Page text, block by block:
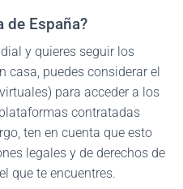
de España?
y quieres seguir los
casa, puedes considerar el
para acceder a los
contratadas
ten en cuenta que esto
legales y de derechos de
que te encuentres.